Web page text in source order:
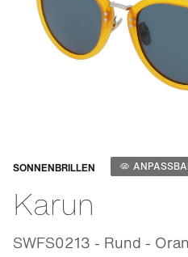
SONNENBRILLEN
Karun
SWFS0213 - Rund -
Anpassbar